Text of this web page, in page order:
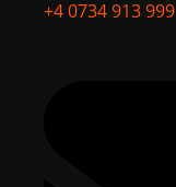
+4 0734 913 999